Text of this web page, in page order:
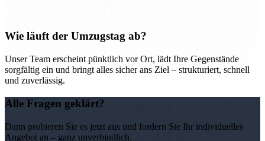
Wie läuft der Umzugstag ab?
Unser Team erscheint pünktlich vor Ort, lädt Ihre Gegenstände
sorgfältig ein und bringt alles sicher ans Ziel – strukturiert, schnell
und zuverlässig.
Alle Fragen geklärt?
Dann probieren Sie es jetzt aus und fordern Sie Ihr individuelles
Angebot an – ganz unverbindlich.